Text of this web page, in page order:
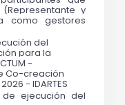
y
como gestores
del
para la
-
Co-creación
- IDARTES
de ejecución del